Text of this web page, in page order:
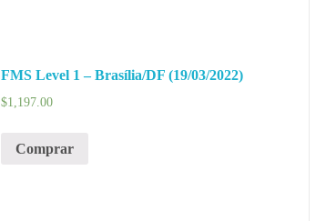
FMS Level 1 – Brasília/DF (19/03/2022)
$1,197.00
Comprar